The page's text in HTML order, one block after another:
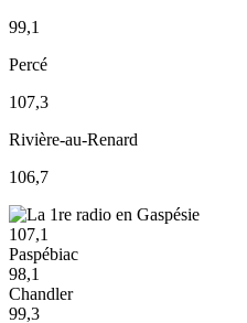
99,1
Percé
107,3
Rivière-au-Renard
106,7
107,1
Paspébiac
98,1
Chandler
99,3